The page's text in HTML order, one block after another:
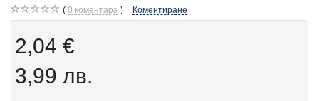
0 коментара Коментиране
2,04 €
3,99 лв.